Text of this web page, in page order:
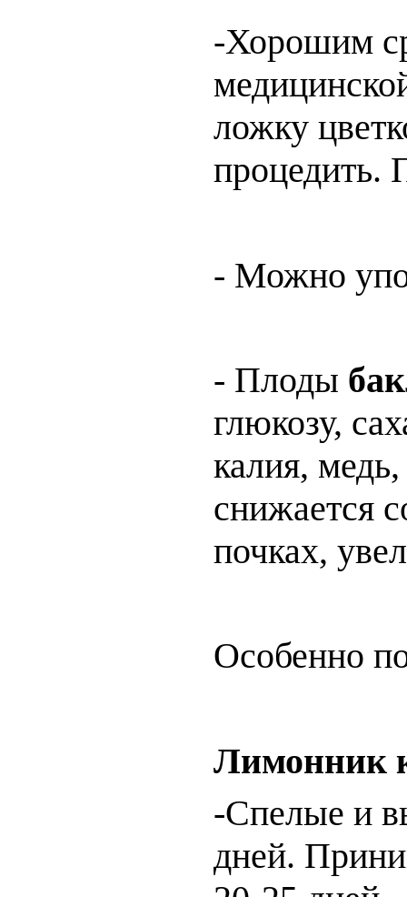
-Хорошим
ложку
процедить.
- Можно
- Плоды
глюкозу,
калия,
снижается
почках,
Особенно
Лимонник
-Спелые и
дней.